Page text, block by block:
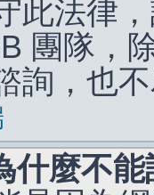
此法律
團隊，
詢，也
什麼不能